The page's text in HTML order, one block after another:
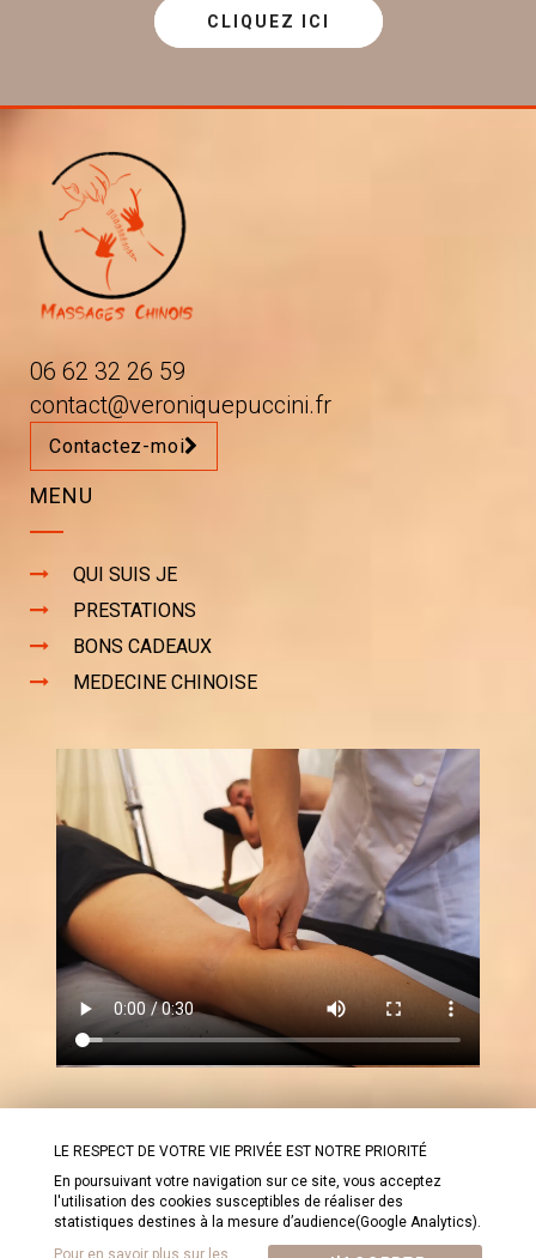
CLIQUEZ ICI
SOUHAITEZ
D'INFORMATIONS
MASSAGE
MASSAGE POUR LES SPORTIFS
06 62 32 26 59
contact@veroniquepuccini.fr
Contactez-moi
MENU
QUI SUIS JE
PRESTATIONS
BONS CADEAUX
MEDECINE CHINOISE
Tous droits réservés © 2026 |VERONIQUE PUCCINI
LE RESPECT DE VOTRE VIE PRIVÉE EST NOTRE PRIORITÉ
En poursuivant votre navigation sur ce site, vous acceptez
l'utilisation des cookies susceptibles de réaliser des
statistiques destines à la mesure d’audience(Google Analytics).
Pour en savoir plus sur les